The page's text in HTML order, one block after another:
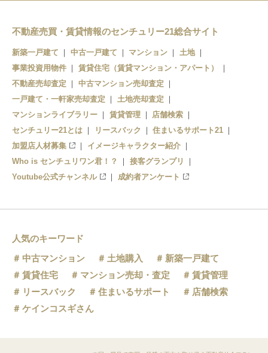
不動産売買・賃貸情報のセンチュリー21総合サイト
新築一戸建て 中古一戸建て マンション
土地
事業投資用物件
賃貸住宅（賃貸マンション・アパート）
不動産売却査定
中古マンション売却査定
一戸建て・一軒家売却査定
土地売却査定
マンションライブラリー
賃貸管理
店舗検索
センチュリー21とは
リースバック
住まいるサポート21
加盟店人材募集
イメージキャラクター紹介
Who is センチュリワン君！？
接客グランプリ
Youtube公式チャンネル
成約者アンケート
人気のキーワード
中古マンション
土地購入
新築一戸建て
賃貸住宅
マンション売却・査定
賃貸管理
リースバック
住まいるサポート
店舗検索
ケインコスギさん